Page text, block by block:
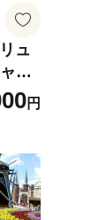
ュ
リ
タ
ッ
外
円